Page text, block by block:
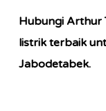
Hubungi Arthur
listrik terbaik
Jabodetabek.